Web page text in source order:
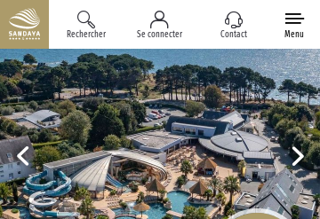
Rechercher Se connecter Contact Menu